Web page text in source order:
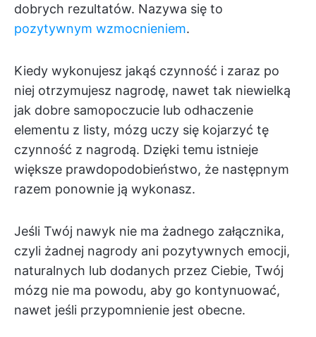
dobrych rezultatów. Nazywa się to
pozytywnym wzmocnieniem.
Kiedy wykonujesz jakąś czynność i zaraz po
niej otrzymujesz nagrodę, nawet tak niewielką
jak dobre samopoczucie lub odhaczenie
elementu z listy, mózg uczy się kojarzyć tę
czynność z nagrodą. Dzięki temu istnieje
większe prawdopodobieństwo, że następnym
razem ponownie ją wykonasz.
Jeśli Twój nawyk nie ma żadnego załącznika,
czyli żadnej nagrody ani pozytywnych emocji,
naturalnych lub dodanych przez Ciebie, Twój
mózg nie ma powodu, aby go kontynuować,
nawet jeśli przypomnienie jest obecne.